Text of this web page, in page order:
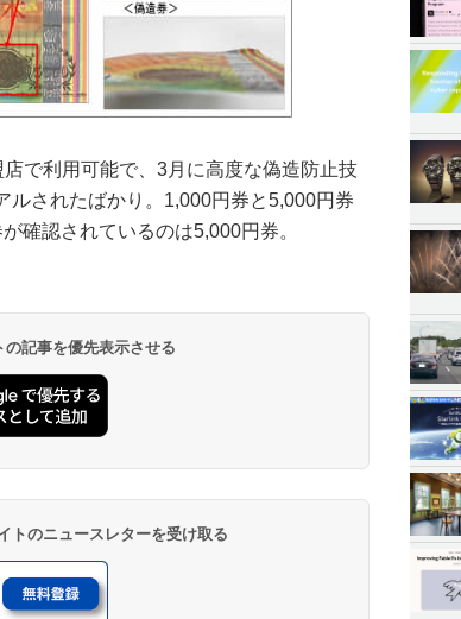
で利用可能で、3月に高度な偽造防止技
されたばかり。1,000円券と5,000円券
確認されているのは5,000円券。
記事を優先表示させる
トのニュースレターを受け取る